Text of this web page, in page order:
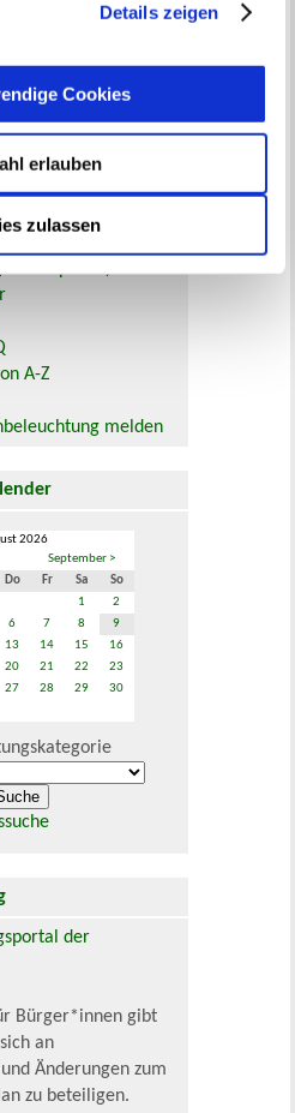
Zukunft angepasst oder
Details zeigen
zulassen
erlauben
Cookies
Vaterschaft, Sorge
A-Z
melden
2026
September >
Do Fr Sa
So
1
2
6 7 8
9
13 14 15
16
20 21 22
23
27 28 29
30
der
Bürger*innen gibt
an
Änderungen zum
zu beteiligen.